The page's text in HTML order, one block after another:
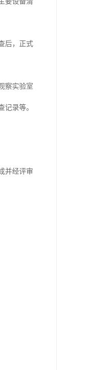
后，正式
察实验室
录等。
并经评审